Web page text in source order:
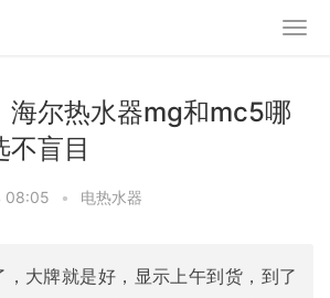
海尔热水器mg和mc5哪
不盲目
08:05 • 电热水器
，大牌就是好，显示上午到货，到了